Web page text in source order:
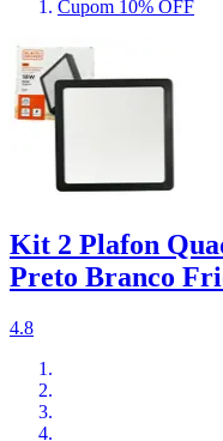
Cupom 10% OFF
Kit 2 Plafon
Preto Branco
4.8